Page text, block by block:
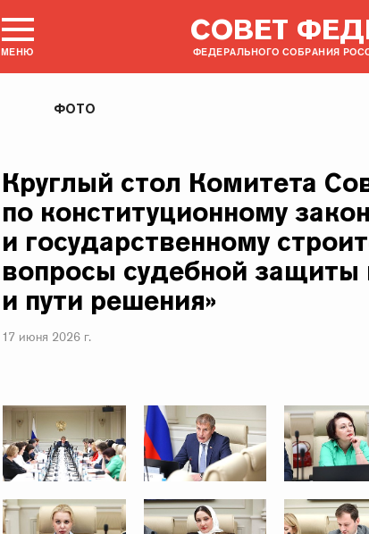
МЕНЮ
СОВЕТ
ФЕДЕРАЛЬНОГО СОБРАНИЯ
ФОТО
Круглый стол Комитета
по конституционному
и государственному
вопросы судебной
и пути решения»
17 июня 2026 г.